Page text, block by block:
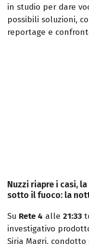
in studio per dare
possibili soluzioni,
reportage e
Nuzzi riapre i casi,
sotto il fuoco: la
Su Rete 4 alle 21:33
investigativo
Siria Magri, condotto